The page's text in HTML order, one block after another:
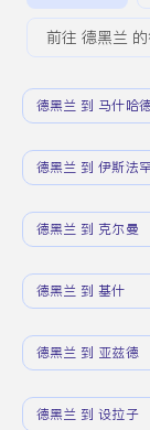
前往 德黑兰
德黑兰 到 马什哈
德黑兰 到 伊斯法
德黑兰 到 克尔曼
德黑兰 到 基什
德黑兰 到 亚兹德
德黑兰 到 设拉子